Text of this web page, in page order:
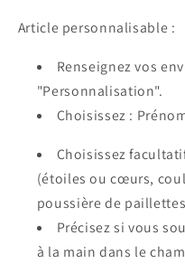
Article personnalisable :
Renseignez vos
"Personnalisation".
Choisissez :
Choisissez
(étoiles ou cœurs,
poussière de
Précisez si vous
à la main dans le